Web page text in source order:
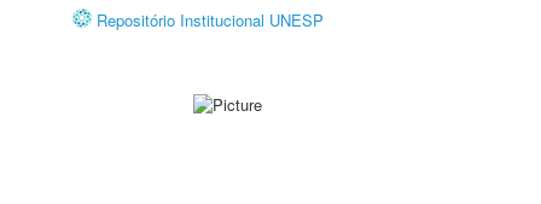
Repositório Institucional UNESP